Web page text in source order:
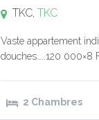
TKC, TKC
Vaste appartement
douches…..120 000×8
2 Chambres